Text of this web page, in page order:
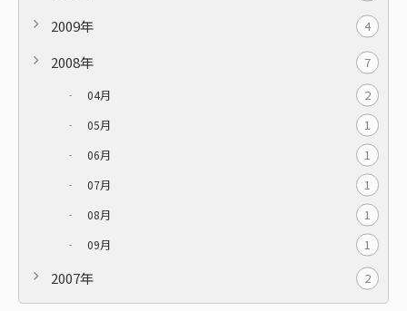
2009年 4
2008年 7
04月 2
05月 1
06月 1
07月 1
08月 1
09月 1
2007年 2